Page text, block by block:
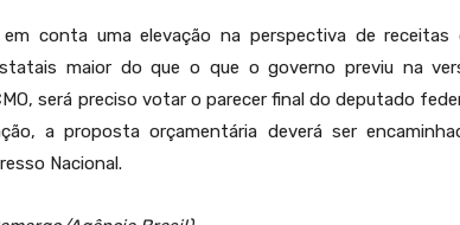
em conta uma elevação na perspectiva de
maior do que o que o governo previu na
será preciso votar o parecer final do deputado
a proposta orçamentária deverá ser
Nacional.